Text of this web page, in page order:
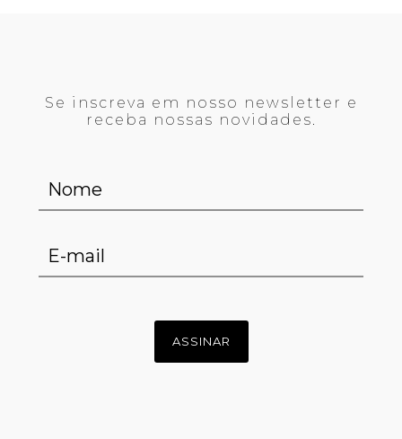
Se inscreva em nosso newsletter e
receba nossas novidades.